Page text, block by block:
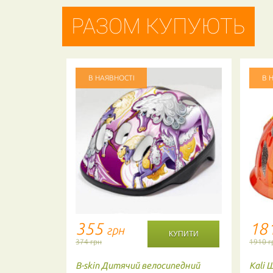
РАЗОМ КУПУЮТЬ
В НАЯВНОСТІ
355 грн
374 грн
B-skin Дитячий велосипедний
В
1910
Kali